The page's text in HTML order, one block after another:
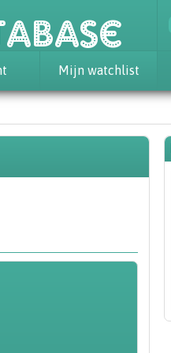
Mijn watchlist